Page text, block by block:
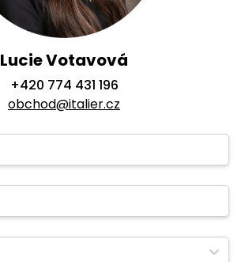
Lucie Votavová
+420 774 431 196
obchod@italier.cz